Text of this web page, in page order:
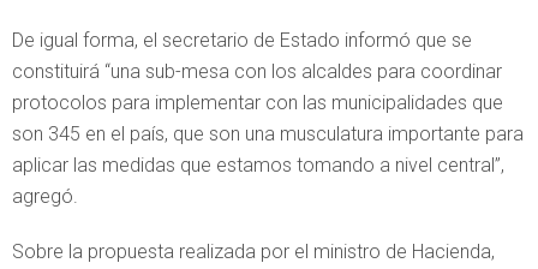
De igual forma, el secretario de Estado informó que se
constituirá “una sub-mesa con los alcaldes para coordinar
protocolos para implementar con las municipalidades que
son 345 en el país, que son una musculatura importante para
aplicar las medidas que estamos tomando a nivel central”,
agregó.
Sobre la propuesta realizada por el ministro de Hacienda,